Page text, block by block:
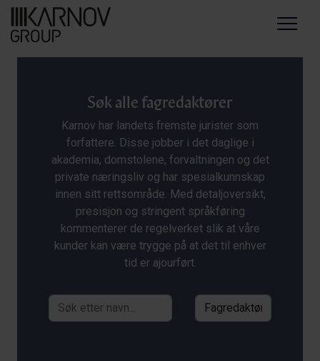
Menu
Søk alle fagredaktører
Karnov har landets fremste jurister som
forfattere. Disse jobber i det daglige i
akademia, domstolene, forvaltningen og det
private næringsliv og har spesialkunnskap
innen sitt rettsområde. Med detaljoversikt,
presisjon og stringent språkføring
kommenterer de regelverket slik at våre
kunder kan være trygge på at det til enhver
tid er ajourført.